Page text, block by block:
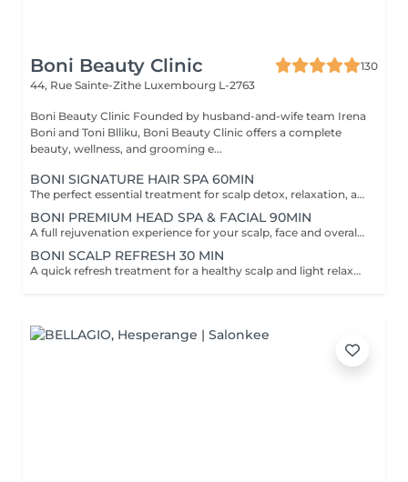
Boni Beauty Clinic
130
44, Rue Sainte-Zithe Luxembourg L-2763
Boni Beauty Clinic Founded by husband-and-wife team Irena
Boni and Toni Blliku, Boni Beauty Clinic offers a complete
beauty, wellness, and grooming e...
BONI SIGNATURE HAIR SPA 60MIN
The perfect essential treatment for scalp detox, relaxation, and hair vitality. Scalp Analysis (Becon Pro Camera) Microbubble Scalp Cleansing Rootonix Scalp Treatment Aromatherapy Ritual Scalp Massage Blow Dry Optional Add-Ons Available Enhance your Head Spa experience with our optional add-on treatments: Scalp Ampoule Booster €15 Neck & Shoulder Massage (15 min) €20 Steam Therapy €15 Hair Styling Straight or Wavy Finish €20 Hand Massage (15 min) €20 These add-on services can be combined with any Head Spa treatment for an even more personalized and relaxing experience.
BONI PREMIUM HEAD SPA & FACIAL 90MIN
A full rejuvenation experience for your scalp, face and overall radiance. Scalp Analysis (Becon Pro Camera) Microbubble Scalp Cleansing Rootonix Scalp & Hair Treatment Steam & Mist Infusion Scalp Massage Customized Facial Blow Dry INCLUDES FACIAL
BONI SCALP REFRESH 30 MIN
A quick refresh treatment for a healthy scalp and light relaxation. -Scalp Analysis (Becon Pro Camera) -Microbubble Scalp Cleansing -Scalp Massage -Blow Dry